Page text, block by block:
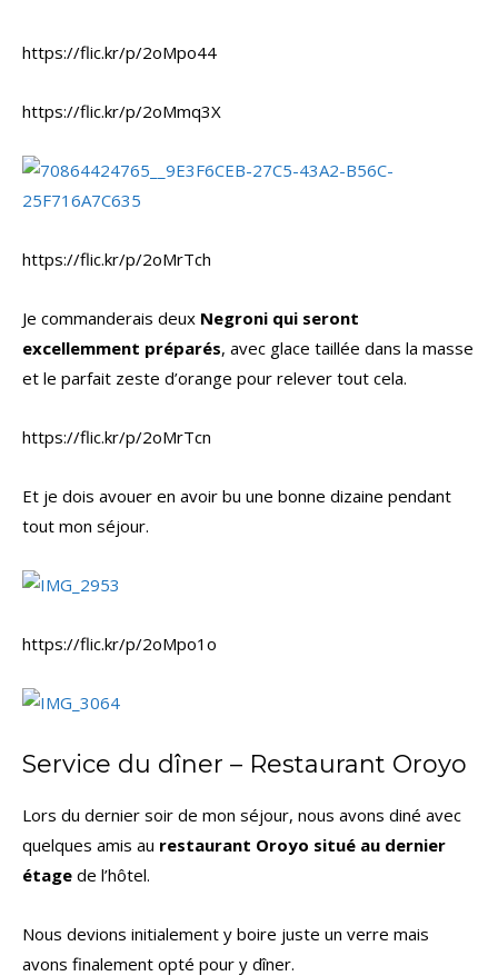
https://flic.kr/p/2oMpo44
https://flic.kr/p/2oMmq3X
https://flic.kr/p/2oMrTch
Je commanderais deux Negroni qui seront
excellemment préparés, avec glace taillée dans la masse
et le parfait zeste d’orange pour relever tout cela.
https://flic.kr/p/2oMrTcn
Et je dois avouer en avoir bu une bonne dizaine pendant
tout mon séjour.
https://flic.kr/p/2oMpo1o
Service du dîner – Restaurant Oroyo
Lors du dernier soir de mon séjour, nous avons diné avec
quelques amis au restaurant Oroyo situé au dernier
étage de l’hôtel.
Nous devions initialement y boire juste un verre mais
avons finalement opté pour y dîner.